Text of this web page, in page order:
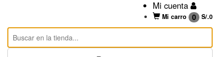
Mi cuenta
Mi carro 0 S/.0